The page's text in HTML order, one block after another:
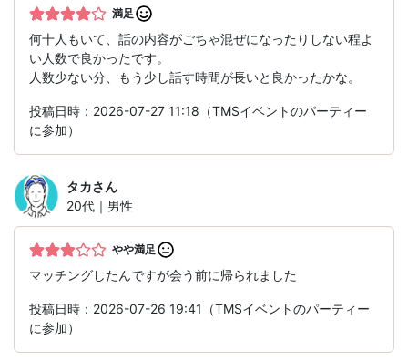
満足
何十人もいて、話の内容がごちゃ混ぜになったりしない程よ
い人数で良かったです。
人数少ない分、もう少し話す時間が長いと良かったかな。
投稿日時：2026-07-27 11:18（TMSイベントのパーティー
に参加）
タカさん
20代｜男性
やや満足
マッチングしたんですが会う前に帰られました
投稿日時：2026-07-26 19:41（TMSイベントのパーティー
に参加）